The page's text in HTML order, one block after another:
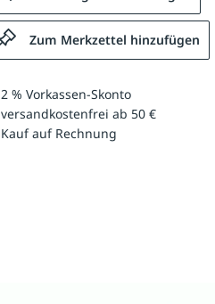
Zum Merkzettel hinzufügen
2 % Vorkassen-Skonto
versandkostenfrei ab 50 €
Kauf auf Rechnung